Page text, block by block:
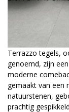
Terrazzo tegels,
genoemd, zijn
moderne
gemaakt van een
natuurstenen,
prachtig